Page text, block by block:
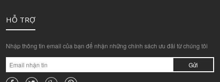
HỖ TRỢ
Nhập thông tin email của bạn để nhận những chính sách ưu đãi từ chúng tôi
Gửi